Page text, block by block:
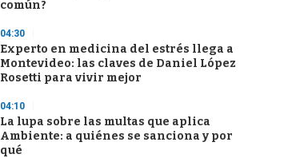
común?
04:30
Experto en medicina del estrés llega a
Montevideo: las claves de Daniel López
Rosetti para vivir mejor
04:10
La lupa sobre las multas que aplica
Ambiente: a quiénes se sanciona y por
qué